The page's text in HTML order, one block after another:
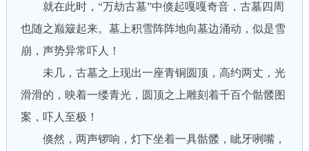
就在此时，“万劫古墓”中倏起嘎嘎奇音，古墓四周
也随之巅簸起来。墓上积雪阵阵地向墓边涌动，似是雪
崩，声势异常吓人！
未几，古墓之上现出一座青铜圆顶，高约两丈，光
滑滑的，映着一缕青光，圆顶之上雕刻着千百个骷髅图
案，吓人至极！
倏然，两声锣响，灯下坐着一具骷髅，眦牙咧嘴，